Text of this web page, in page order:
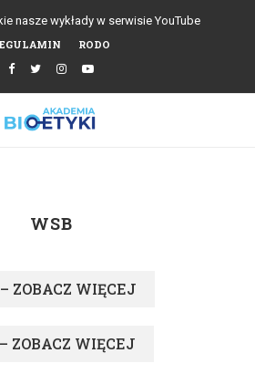
nasze wykłady w serwisie YouTube
RODO
WSB
ZOBACZ WIĘCEJ
ZOBACZ WIĘCEJ